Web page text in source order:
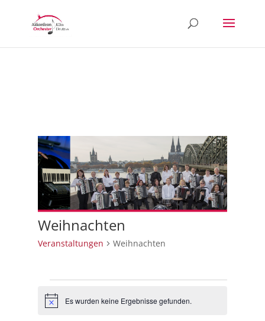
Weihnachten
Veranstaltungen Weihnachten
Veranstaltungen
HinweisEs wurden keine Ergebnisse gefunden.